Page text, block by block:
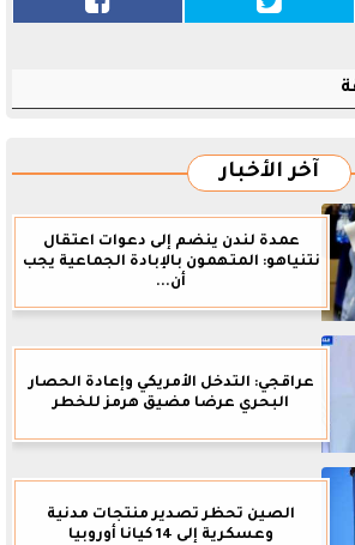
آخر الأخبار
عمدة لندن ينضم إلى دعوات اعتقال
نتنياهو: المتهمون بالإبادة الجماعية يجب
أن...
عراقجي: التدخل الأمريكي وإعادة الحصار
البحري عرضا مضيق هرمز للخطر
الصين تحظر تصدير منتجات مدنية
وعسكرية إلى 14 كيانا أوروبيا